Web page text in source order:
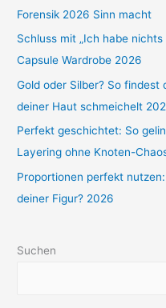
Forensik 2026 Sinn macht
Schluss mit „Ich habe
Capsule Wardrobe 2026
Gold oder Silber? So findest
deiner Haut schmeichelt
Perfekt geschichtet: So
Layering ohne Knoten-
Proportionen perfekt
deiner Figur? 2026
Suchen